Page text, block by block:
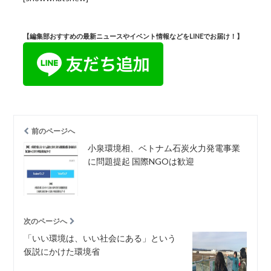
【編集部おすすめの最新ニュースやイベント情報などをLINEでお届け！】
前のページへ
小泉環境相、ベトナム石炭火力発電事業
に問題提起 国際NGOは歓迎
次のページへ
「いい環境は、いい社会にある」という
仮説にかけた環境省